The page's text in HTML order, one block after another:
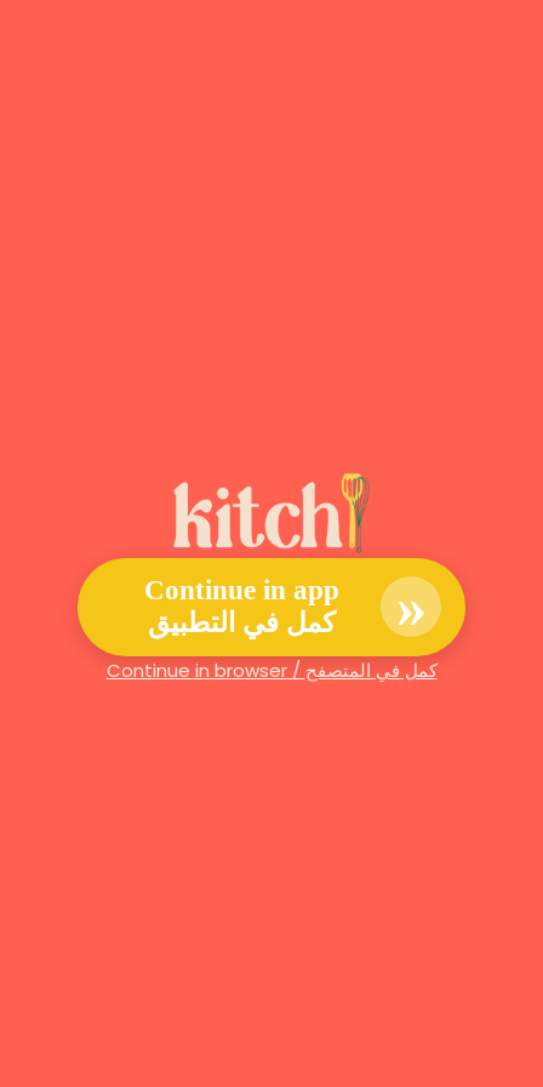
Continue in app
كمل في التطبيق
»
Continue in browser / كمل في المتصفح